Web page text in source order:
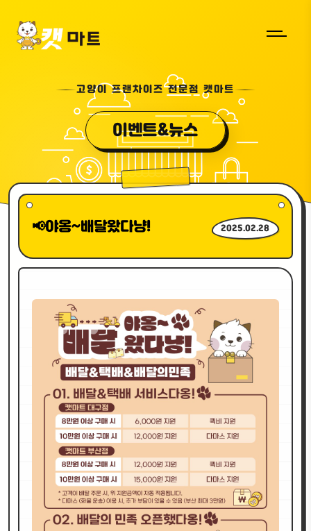
고양이 프랜차이즈 전문점 캣마트
이벤트&뉴스
📢야옹~배달왔다냥! 2025.02.28